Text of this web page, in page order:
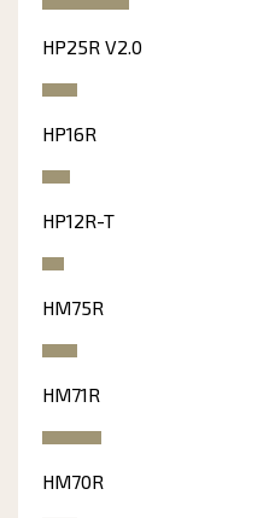
HP25R V2.0
HP16R
HP12R-T
HM75R
HM71R
HM70R